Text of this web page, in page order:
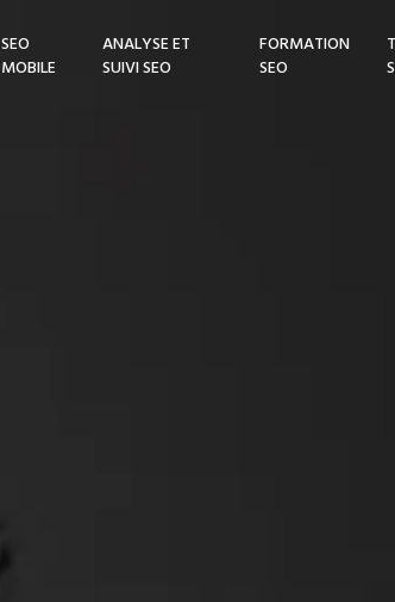
SEO
MOBILE
ANALYSE ET
SUIVI SEO
FORMATION
SEO